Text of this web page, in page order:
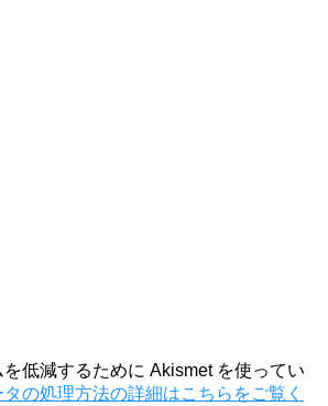
低減するために Akismet を使ってい
の処理方法の詳細はこちらをご覧く